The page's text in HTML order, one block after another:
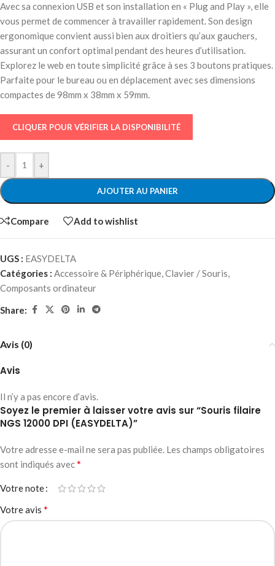
Avec sa connexion USB et son installation en « Plug and Play », elle
vous permet de commencer à travailler rapidement. Son design
ergonomique convient aussi bien aux droitiers qu’aux gauchers,
assurant un confort optimal pendant des heures d’utilisation.
Explorez le web en toute simplicité grâce à ses 3 boutons pratiques.
Parfaite pour le bureau ou en déplacement avec ses dimensions
compactes de 98mm x 38mm x 59mm.
CLIQUER POUR VÉRIFIER LA DISPONIBILITÉ
- +
AJOUTER AU PANIER
Compare Add to wishlist
UGS : EASYDELTA
Catégories : Accessoire & Périphérique,Clavier / Souris,
Composants ordinateur
Share:
Avis (0)
Avis
Il n’y a pas encore d’avis.
Soyez le premier à laisser votre avis sur “Souris filaire
NGS 12000 DPI (EASYDELTA)”
Votre adresse e-mail ne sera pas publiée. Les champs obligatoires
sont indiqués avec*
Votre note
Votre avis *